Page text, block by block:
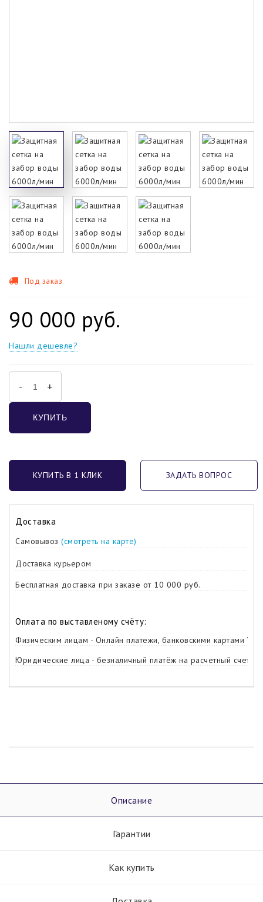
Под заказ
90 000 руб.
Нашли дешевле?
- +
КУПИТЬ
КУПИТЬ В 1 КЛИК ЗАДАТЬ ВОПРОС
Доставка
Самовывоз (смотреть на карте)
Доставка курьером
Бесплатная доставка при заказе от 10 000 руб.
Оплата по выставленому счёту:
Физическим лицам - Онлайн платежи, банковскими картами
Юридические лица - безналичный платёж на расчетный счет
Описание
Гарантии
Как купить